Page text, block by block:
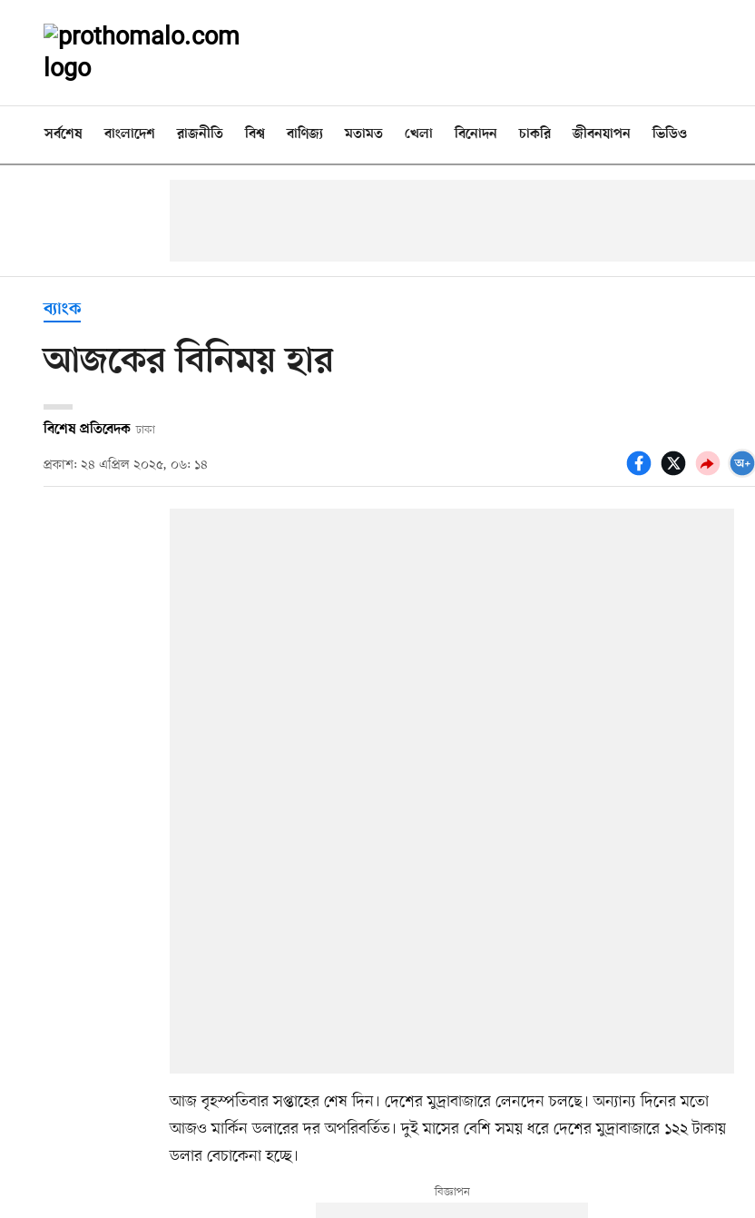
সর্বশেষ বাংলাদেশ রাজনীতি বিশ্ব বাণিজ্য মতামত খেলা বিনোদন চাকরি জীবনযাপন ভিডিও
ব্যাংক
আজকের বিনিময় হার
বিশেষ প্রতিবেদক ঢাকা
প্রকাশ: ২৪ এপ্রিল ২০২৫, ০৬: ১৪
আজ বৃহস্পতিবার সপ্তাহের শেষ দিন। দেশের মুদ্রাবাজারে লেনদেন চলছে। অন্যান্য দিনের মতো
আজও মার্কিন ডলারের দর অপরিবর্তিত। দুই মাসের বেশি সময় ধরে দেশের মুদ্রাবাজারে ১২২ টাকায়
ডলার বেচাকেনা হচ্ছে।